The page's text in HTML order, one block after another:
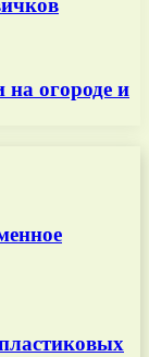
на огороде и